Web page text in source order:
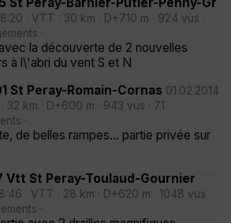
· VTT · 30 km · D+710 m · 924 vus ·
·
la découverte de 2 nouvelles
à l\'abri du vent S et N
St Peray-Romain-Cornas 01.02.2014
32 km · D+600 m · 943 vus · 71
·
de belles rampes... partie privée sur
Vtt St Peray-Toulaud-Gournier
· VTT · 28 km · D+620 m · 1048 vus ·
·